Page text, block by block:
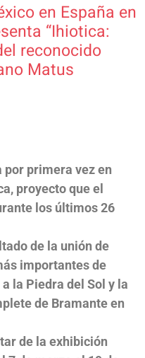
en España en
“Ihiotica:
reconocido
Matus
por primera vez en
proyecto que el
los últimos 26
de la unión de
importantes de
la Piedra del Sol y la
de Bramante en
de la exhibición